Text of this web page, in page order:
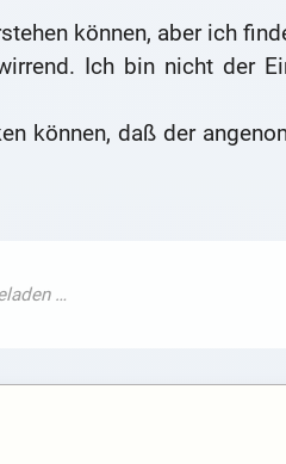
können, aber ich
Ich bin nicht der
können, daß der